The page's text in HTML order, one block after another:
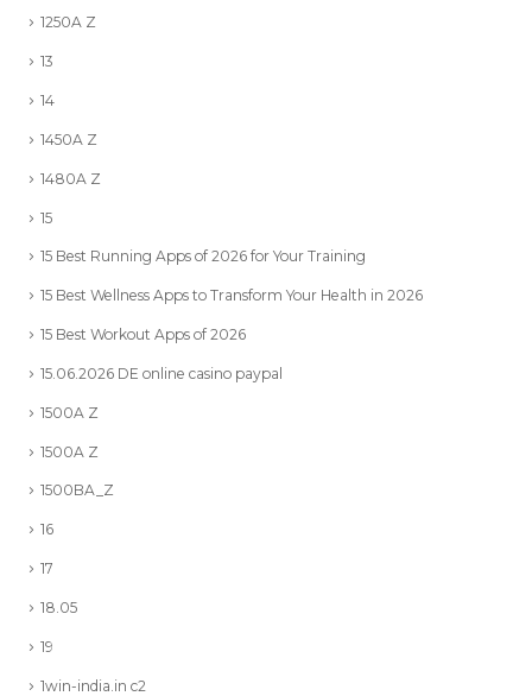
1250A Z
13
14
1450A Z
1480A Z
15
15 Best Running Apps of 2026 for Your Training
15 Best Wellness Apps to Transform Your Health in 2026
15 Best Workout Apps of 2026
15.06.2026 DE online casino paypal
1500A Z
1500A Z
1500BA_Z
16
17
18.05
19
1win-india.in c2